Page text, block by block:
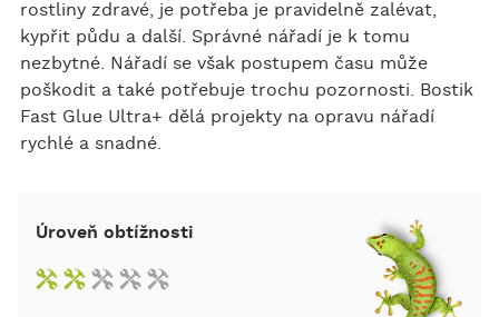
rostliny zdravé, je potřeba je pravidelně zalévat,
kypřit půdu a další. Správné nářadí je k tomu
nezbytné. Nářadí se však postupem času může
poškodit a také potřebuje trochu pozornosti. Bostik
Fast Glue Ultra+ dělá projekty na opravu nářadí
rychlé a snadné.
Úroveň obtížnosti